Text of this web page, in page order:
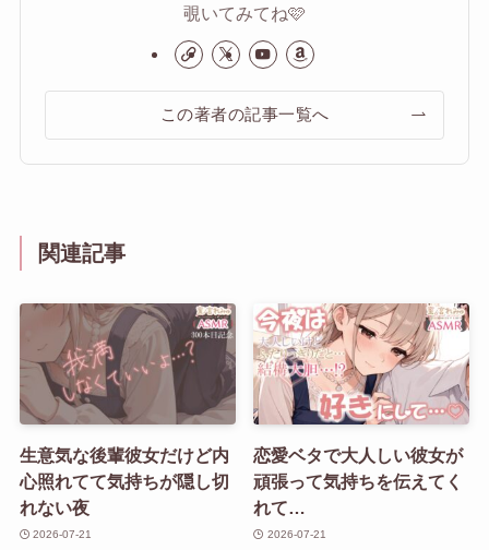
覗いてみてね🩷
この著者の記事一覧へ
関連記事
生意気な後輩彼女だけど内
心照れてて気持ちが隠し切
れない夜
2026-07-21
恋愛ベタで大人しい彼女が
頑張って気持ちを伝えてく
れて…
2026-07-21